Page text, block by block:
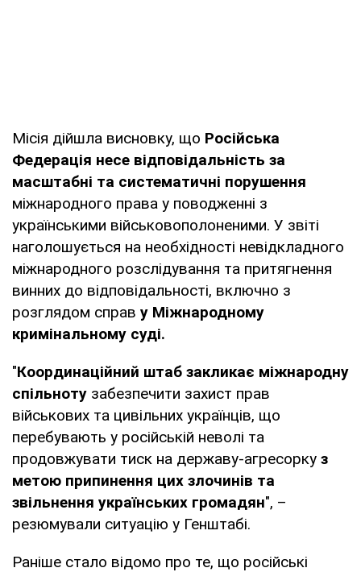
Місія дійшла висновку, що Російська
Федерація несе відповідальність за
масштабні та систематичні порушення
міжнародного права у поводженні з
українськими військовополоненими. У звіті
наголошується на необхідності невідкладного
міжнародного розслідування та притягнення
винних до відповідальності, включно з
розглядом справ у Міжнародному
кримінальному суді.
"Координаційний штаб закликає міжнародну
спільноту забезпечити захист прав
військових та цивільних українців, що
перебувають у російській неволі та
продовжувати тиск на державу-агресорку з
метою припинення цих злочинів та
звільнення українських громадян", –
резюмували ситуацію у Генштабі.
Раніше стало відомо про те, що російські